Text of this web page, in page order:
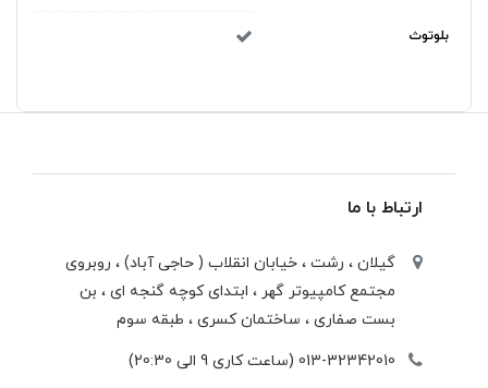
بلوتوث
ارتباط با ما
گیلان ، رشت ، خيابان انقلاب ( حاجی آباد) ، روبروی
مجتمع كامپيوتر گهر ، ابتدای كوچه گنجه ای ، بن
بست صفاری ، ساختمان كسری ، طبقه سوم
013-32342010 (ساعت کاری 9 الی 20:30)